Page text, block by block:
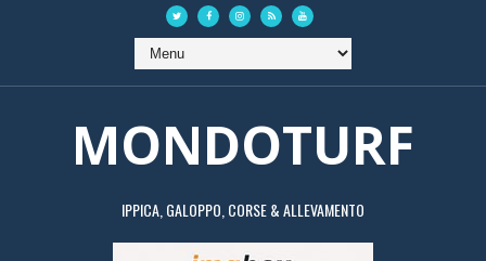
MONDOTURF
IPPICA, GALOPPO, CORSE & ALLEVAMENTO